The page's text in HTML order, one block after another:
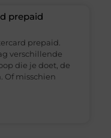
prepaid
prepaid.
verschillende
die je doet, de
Of misschien